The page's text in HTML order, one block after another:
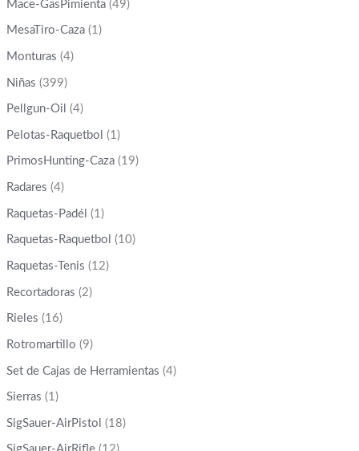
Mace-GasPimienta (49)
MesaTiro-Caza (1)
Monturas (4)
Niñas (399)
Pellgun-Oil (4)
Pelotas-Raquetbol (1)
PrimosHunting-Caza (19)
Radares (4)
Raquetas-Padél (1)
Raquetas-Raquetbol (10)
Raquetas-Tenis (12)
Recortadoras (2)
Rieles (16)
Rotromartillo (9)
Set de Cajas de Herramientas (4)
Sierras (1)
SigSauer-AirPistol (18)